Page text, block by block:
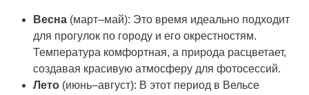
Весна (март–май): Это время идеально подходит
для прогулок по городу и его окрестностям.
Температура комфортная, а природа расцветает,
создавая красивую атмосферу для фотосессий.
Лето (июнь–август): В этот период в Вельсе